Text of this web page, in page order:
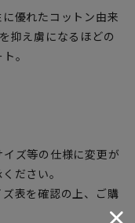
優れたコットン由来
抑え虜になるほどの
。
ズ等の仕様に変更が
ださい。
表を確認の上、ご購